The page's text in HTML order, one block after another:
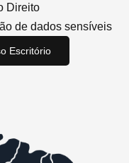
Direito
de dados sensíveis
Escritório